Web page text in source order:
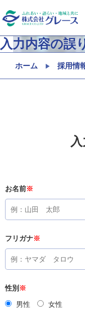
入力内容の誤
ホーム 採用情
お名前※
フリガナ※
性別 ※
男性
女性